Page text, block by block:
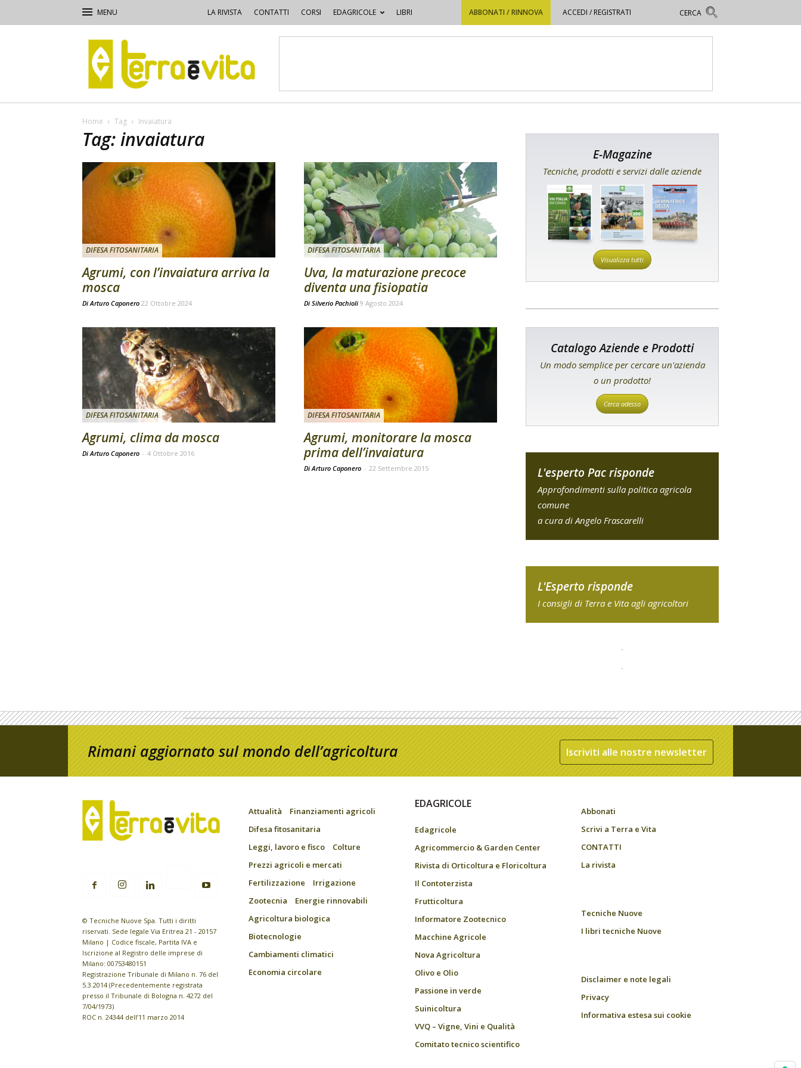
LA RIVISTA CONTATTI CORSI EDAGRICOLE LIBRI ABBONATI / RINNOVA ACCEDI / REGISTRATI
Terra
e
Vita
Home Tag Invaiatura
Tag: invaiatura
DIFESA FITOSANITARIA
Agrumi, con l’invaiatura arriva la
mosca
DiArturo Caponero 22 Ottobre 2024
DIFESA FITOSANITARIA
Uva, la maturazione precoce
diventa una fisiopatia
Di Silverio Pachioli 9 Agosto 2024
DIFESA FITOSANITARIA
Agrumi, clima da mosca
Di Arturo Caponero - 4 Ottobre 2016
DIFESA FITOSANITARIA
Agrumi, monitorare la mosca
prima dell’invaiatura
Di Arturo Caponero - 22 Settembre 2015
E-Magazine
Tecniche, prodotti e servizi dalle aziende
Visualizza tutti
Catalogo Aziende e Prodotti
Un modo semplice per cercare un'azienda
o un prodotto!
Cerca adesso
L'esperto Pac risponde
Approfondimenti sulla politica agricola
comune
a cura di Angelo Frascarelli
L'Esperto risponde
I consigli di Terra e Vita agli agricoltori
Rimani aggiornato sul mondo dell’agricoltura Iscriviti alle nostre newsletter
© Tecniche Nuove Spa. Tutti i diritti
riservati. Sede legale Via Eritrea 21 - 20157
Milano | Codice fiscale, Partita IVA e
Iscrizione al Registro delle imprese di
Milano: 00753480151
Registrazione Tribunale di Milano n. 76 del
5.3.2014 (Precedentemente registrata
presso il Tribunale di Bologna n. 4272 del
7/04/1973)
ROC n. 24344 dell’11 marzo 2014
Attualità
Finanziamenti agricoli
Difesa fitosanitaria
Leggi, lavoro e fisco
Colture
Prezzi agricoli e mercati
Fertilizzazione
Irrigazione
Zootecnia
Energie rinnovabili
Agricoltura biologica
Biotecnologie
Cambiamenti climatici
Economia circolare
EDAGRICOLE
Edagricole
Agricommercio & Garden Center
Rivista di Orticoltura e Floricoltura
Il Contoterzista
Frutticoltura
Informatore Zootecnico
Macchine Agricole
Nova Agricoltura
Olivo e Olio
Passione in verde
Suinicoltura
VVQ – Vigne, Vini e Qualità
Comitato tecnico scientifico
Abbonati
Scrivi a Terra e Vita
CONTATTI
La rivista
Tecniche Nuove
I libri tecniche Nuove
Disclaimer e note legali
Privacy
Informativa estesa sui cookie